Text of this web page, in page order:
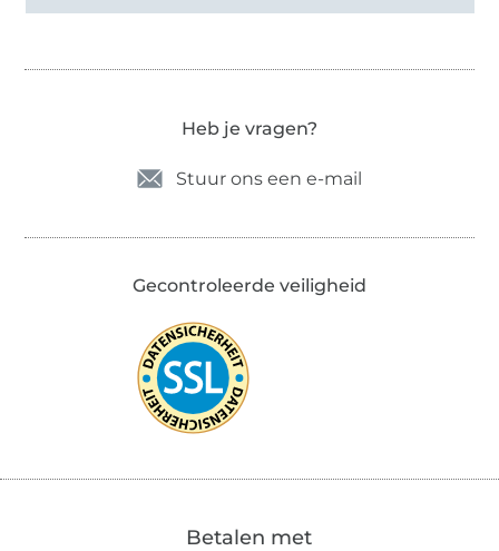
Heb je vragen?
Stuur ons een e-mail
Gecontroleerde veiligheid
Betalen met